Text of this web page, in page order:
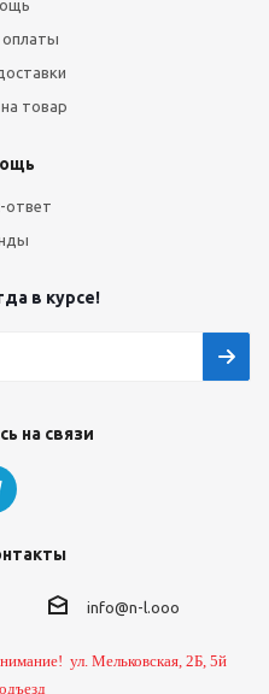
оплаты
товар
ответ
в курсе!
на связи
info@n-l.ooo
ул. Мельковская, 2Б, 5й